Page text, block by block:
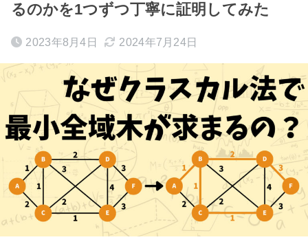
るのかを1つずつ丁寧に証明してみた
2023年8月4日 2024年7月24日